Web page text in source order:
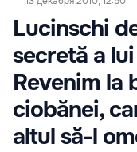
Lucinschi
secretă a
Revenim la
ciobănei,
altul să-l